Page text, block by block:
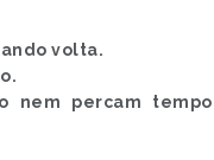
volta.
nem percam tempo